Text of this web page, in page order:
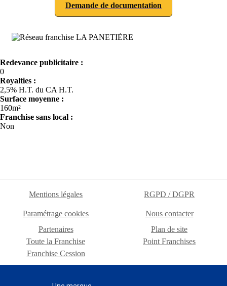
Demande de documentation
Redevance publicitaire :
0
Royalties :
2,5% H.T. du CA H.T.
Surface moyenne :
160m²
Franchise sans local :
Non
Mentions légales RGPD / DGPR
Paramétrage cookies
Nous contacter
Partenaires
Plan de site
Toute la Franchise
Point Franchises
Franchise Cession